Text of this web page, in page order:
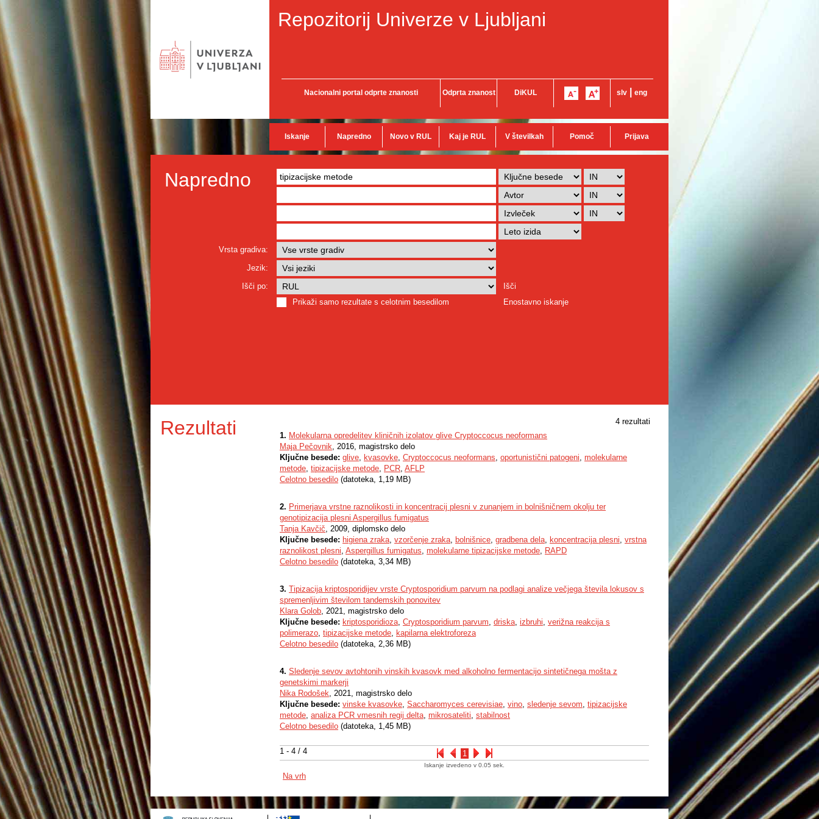
Repozitorij Univerze v Ljubljani
Nacionalni portal odprte znanosti Odprta znanost DiKUL slv eng
Iskanje Napredno Novo v RUL Kaj je RUL V številkah Pomoč Prijava
Napredno
Vrsta gradiva:
Jezik:
Išči po:
Išči
Prikaži samo rezultate s celotnim besedilom
Enostavno iskanje
Rezultati 4 rezultati
1 - 4 / 4 1
1. Molekularna opredelitev kliničnih izolatov glive Cryptoccocus neoformans
Maja Pečovnik, 2016, magistrsko delo
Ključne besede: glive, kvasovke, Cryptoccocus neoformans, oportunistični patogeni, molekularne
metode, tipizacijske metode, PCR, AFLP
Celotno besedilo (datoteka, 1,19 MB)
2. Primerjava vrstne raznolikosti in koncentracij plesni v zunanjem in bolnišničnem okolju ter
genotipizacija plesni Aspergillus fumigatus
Tanja Kavčič, 2009, diplomsko delo
Ključne besede: higiena zraka, vzorčenje zraka, bolnišnice, gradbena dela, koncentracija plesni, vrstna
raznolikost plesni, Aspergillus fumigatus, molekularne tipizacijske metode, RAPD
Celotno besedilo (datoteka, 3,34 MB)
3. Tipizacija kriptosporidijev vrste Cryptosporidium parvum na podlagi analize večjega števila lokusov s
spremenljivim številom tandemskih ponovitev
Klara Golob, 2021, magistrsko delo
Ključne besede: kriptosporidioza, Cryptosporidium parvum, driska, izbruhi, verižna reakcija s
polimerazo, tipizacijske metode, kapilarna elektroforeza
Celotno besedilo (datoteka, 2,36 MB)
4. Sledenje sevov avtohtonih vinskih kvasovk med alkoholno fermentacijo sintetičnega mošta z
genetskimi markerji
Nika Rodošek, 2021, magistrsko delo
Ključne besede: vinske kvasovke, Saccharomyces cerevisiae, vino, sledenje sevom, tipizacijske
metode, analiza PCR vmesnih regij delta, mikrosateliti, stabilnost
Celotno besedilo (datoteka, 1,45 MB)
Iskanje izvedeno v 0.05 sek.
Na vrh